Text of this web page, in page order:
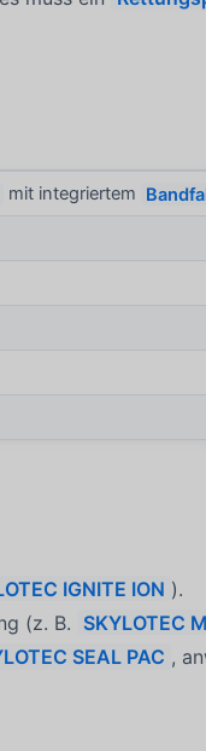
mit integriertem
IGNITE ION ).
(z. B. SKYLOTEC
SEAL PAC ,